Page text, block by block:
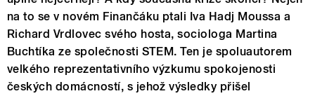
na to se v novém Finančáku ptali Iva Hadj Moussa a
Richard Vrdlovec svého hosta, sociologa Martina
Buchtíka ze společnosti STEM. Ten je spoluautorem
velkého reprezentativního výzkumu spokojenosti
českých domácností, s jehož výsledky přišel